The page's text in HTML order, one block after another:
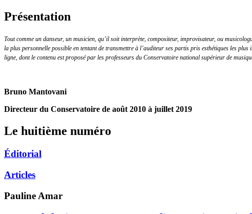
Présentation
Tout comme un danseur, un musicien, qu’il soit interprète, compositeur, improvisateur, ou
la plus personnelle possible en tentant de transmettre à l’auditeur ses partis pris esthétiques les
ligne, dont le contenu est proposé par les professeurs du Conservatoire national supérieur de
Bruno Mantovani
Directeur du Conservatoire de août 2010 à juillet 2019
Le huitième numéro
Éditorial
Articles
Pauline Amar